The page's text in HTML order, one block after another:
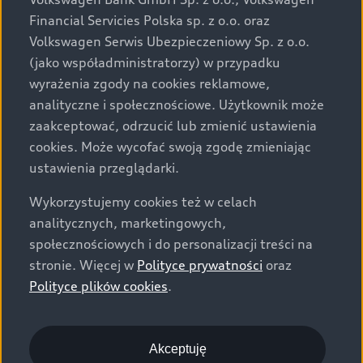
za dopłatą. Wiążące ustalenie ceny, wyposażenia i
specyfikacji pojazdu następują w umowie sprzedaży, a
określenie parametrów technicznych zawiera
świadectwo homologacji typu pojazdu. Zastrzegamy
sobie prawo do zmian i pomyłek. Wszelkie informacje
prezentowane na stronie są aktualne na dzień ich
zamieszczania. W celu uzyskania najnowszych
informacji prosimy kontaktować się z Partnerem Marki
Audi.
Wszystkie produkowane obecnie samochody marki Audi
są wykonywane z materiałów spełniających pod
względem możliwości odzysku i recyklingu wymagania
określone w normie ISO 22628 i są zgodne z
europejskimi świadectwami homologacji wydanymi wg
o.o. podlega obowiązkowi zapewnienia wszystkim
użytkownikom samochodów marki Volkswagen sieci
Financial Servicies Polska sp. z o.o. oraz
Volkswagen Serwis Ubezpieczeniowy Sp. z o.o.
(jako współadministratorzy) w przypadku
wyrażenia zgody na cookies reklamowe,
analityczne i społecznościowe. Użytkownik może
zaakceptować, odrzucić lub zmienić ustawienia
cookies. Może wycofać swoją zgodę zmieniając
ustawienia przeglądarki.
Wykorzystujemy cookies też w celach
analitycznych, marketingowych,
społecznościowych i do personalizacji treści na
stronie. Więcej w Polityce prywatności oraz
Polityce plików cookies.
Akceptuję